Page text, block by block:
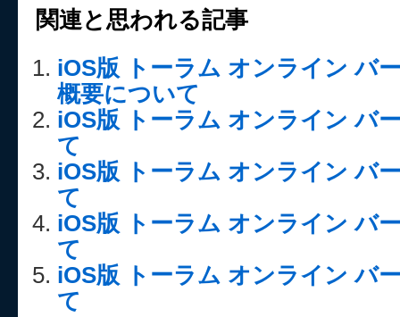
関連と思われる記事
iOS版 トーラム オンライン バ
概要について
iOS版 トーラム オンライン バ
て
iOS版 トーラム オンライン バ
て
iOS版 トーラム オンライン バ
て
iOS版 トーラム オンライン バ
て